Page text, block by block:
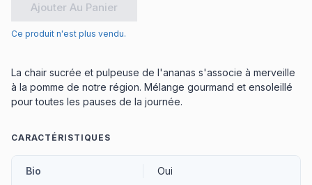
Ajouter Au Panier
Ce produit n'est plus vendu.
La chair sucrée et pulpeuse de l'ananas s'associe à merveille
à la pomme de notre région. Mélange gourmand et ensoleillé
pour toutes les pauses de la journée.
CARACTÉRISTIQUES
Bio Oui